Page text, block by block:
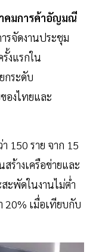
คมการค้าอัญมณี
ารจัดงานประชุม
งแรกใน
กระดับ
องไทยและ
150 ราย จาก 15
ร้างเครือข่ายและ
ะพัดในงานไม่ต่ำ
20% เมื่อเทียบกับ